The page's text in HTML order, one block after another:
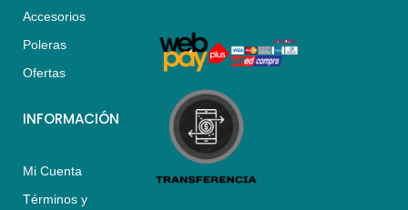
Accesorios
Poleras
Ofertas
INFORMACIÓN
Mi Cuenta
Términos y
p
a
m
k